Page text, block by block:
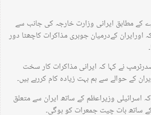
کے مطابق ایرانی وزارت خارجہ کی جانب سے
اورایران کےدرمیان جوہری مذاکرات کاچھٹا دور
نے کہا کہ ایرانی مذاکرات کار سخت
کے حوالے سے ہم بہت زیادہ کام کررہے ہیں۔
اسرائیلی وزیراعظم کے ساتھ ایران سے متعلق
کے ساتھ بات چیت جمعرات کو ہوگی۔